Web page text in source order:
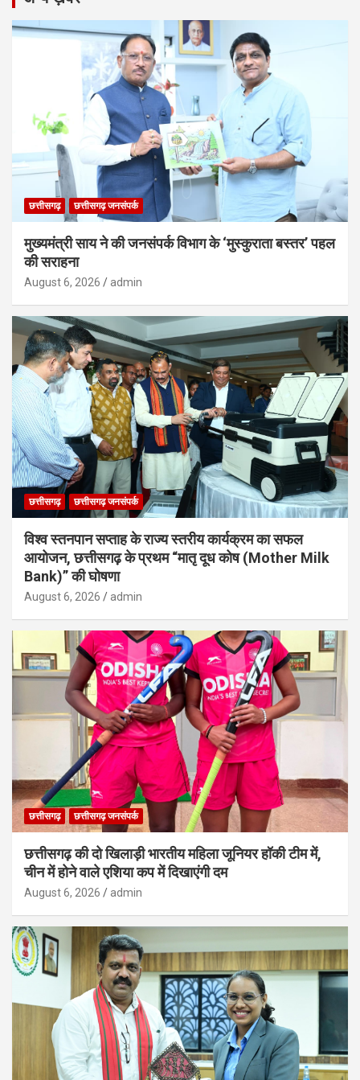
छत्तीसगढ़ छत्तीसगढ़ जनसंपर्क
मुख्यमंत्री साय ने की जनसंपर्क विभाग के ‘मुस्कुराता बस्तर’ पहल
की सराहना
August 6, 2026 admin
छत्तीसगढ़ छत्तीसगढ़ जनसंपर्क
विश्व स्तनपान सप्ताह के राज्य स्तरीय कार्यक्रम का सफल
आयोजन, छत्तीसगढ़ के प्रथम “मातृ दूध कोष (Mother Milk
Bank)” की घोषणा
August 6, 2026 admin
छत्तीसगढ़ छत्तीसगढ़ जनसंपर्क
छत्तीसगढ़ की दो खिलाड़ी भारतीय महिला जूनियर हॉकी टीम में,
चीन में होने वाले एशिया कप में दिखाएंगी दम
August 6, 2026 admin